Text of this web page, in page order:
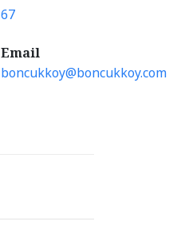
67
Email
boncukkoy@boncukkoy.com